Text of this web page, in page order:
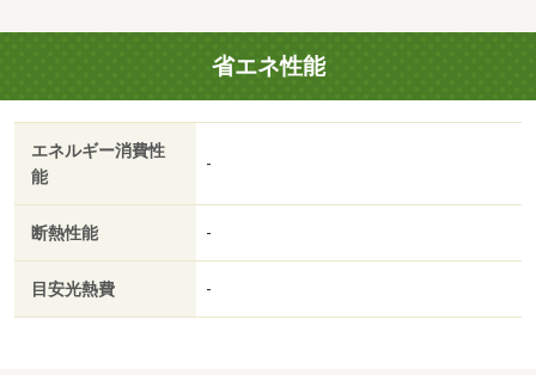
積も３２．４３㎡あります。・駐輪場：なし
省エネ性能
エネルギー消費性
能
-
断熱性能 -
目安光熱費 -